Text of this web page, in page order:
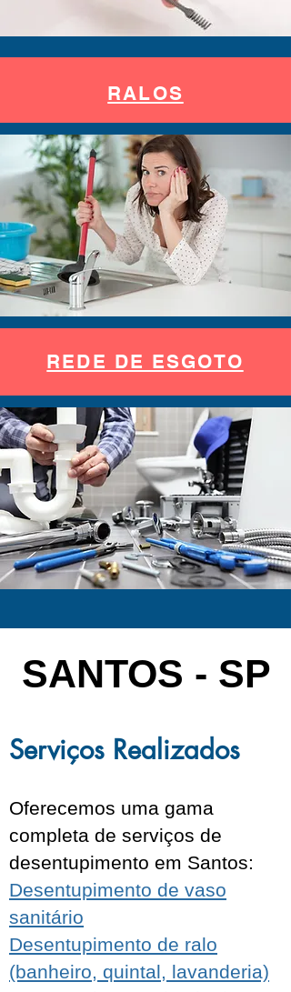
RALOS
REDE DE ESGOTO
SANTOS - SP
Serviços Realizados
Oferecemos uma gama
completa de serviços de
desentupimento em Santos:
Desentupimento de vaso
sanitário
Desentupimento de ralo
(banheiro, quintal, lavanderia)